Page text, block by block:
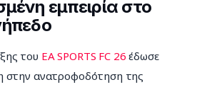
εμπειρία στο
του EA SPORTS FC 26 έδωσε
στην ανατροφοδότηση της